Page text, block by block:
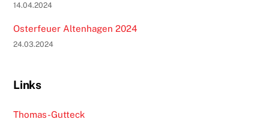
14.04.2024
Osterfeuer Altenhagen 2024
24.03.2024
Links
Thomas-Gutteck